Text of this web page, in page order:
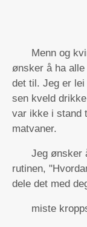
Menn og
ønsker å ha
det til. Jeg er
sen kveld
var ikke i stand
matvaner.
Jeg ønsker
rutinen,
dele det med
miste